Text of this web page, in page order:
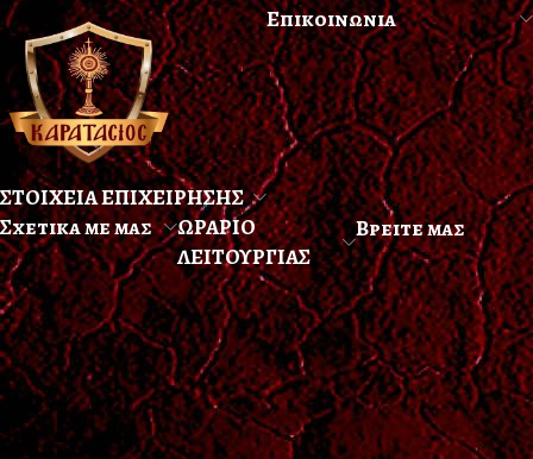
ΣΤΟΙΧΕΙΑ ΕΠΙΧΕΙΡΗΣΗΣ
Επικοινωνια
Σχετικα με μας
ΩΡΑΡΙΟ
ΛΕΙΤΟΥΡΓΙΑΣ
Βρειτε μας